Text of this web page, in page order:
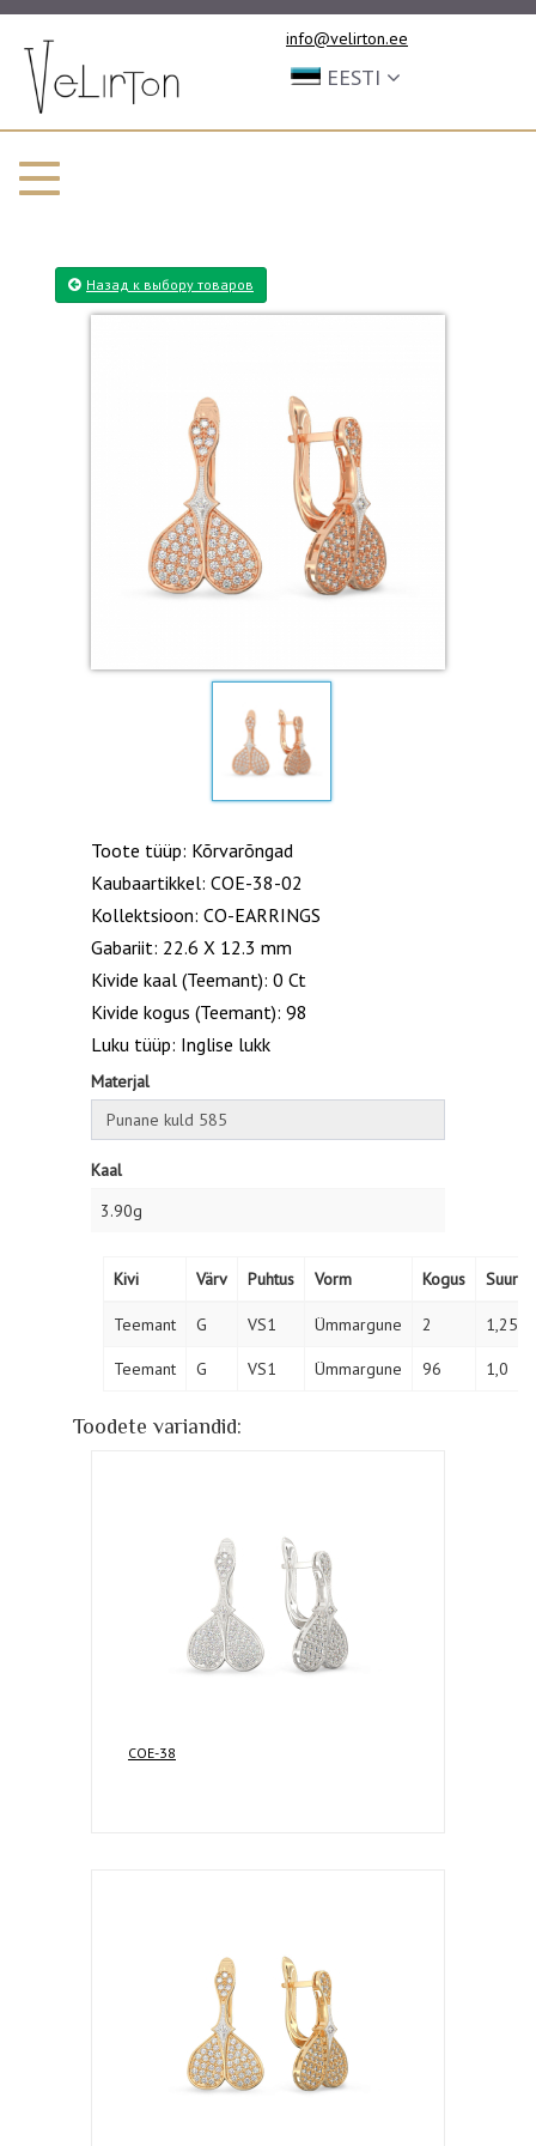
info@velirton.ee
EESTI
Назад к выбору товаров
Toote tüüp: Kõrvarõngad
Kaubaartikkel: COE-38-02
Kollektsioon: CO-EARRINGS
Gabariit: 22.6 X 12.3 mm
Kivide kaal (Teemant): 0 Ct
Kivide kogus (Teemant): 98
Luku tüüp: Inglise lukk
Materjal
Kaal
3.90g
Kivi Värv Puhtus Vorm Kogus Suurus
Teemant G VS1 Ümmargune 2 1,25
Teemant G VS1 Ümmargune 96 1,0
Toodete variandid:
COE-38